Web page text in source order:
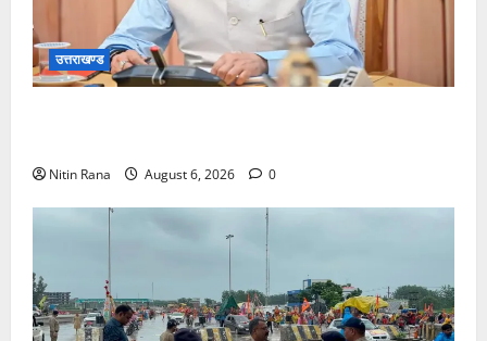
उत्तराखण्ड
Nitin Rana August 6, 2026 0